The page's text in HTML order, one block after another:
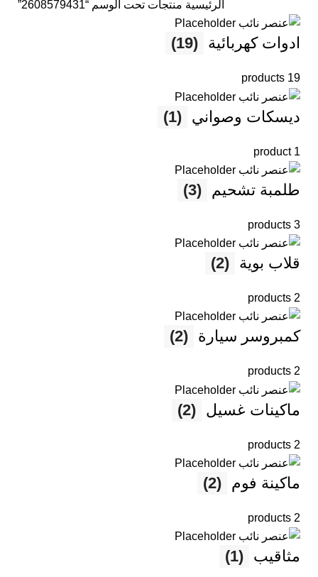
الرئيسية منتجات تحت الوسم “2608579431”
ادوات كهربائية (19)
19 products
ديسكات وصواني (1)
1 product
طلمبة تشحيم (3)
3 products
قلاب بوية (2)
2 products
كمبروسر سيارة (2)
2 products
ماكينات غسيل (2)
2 products
ماكينة فوم (2)
2 products
مثاقيب (1)